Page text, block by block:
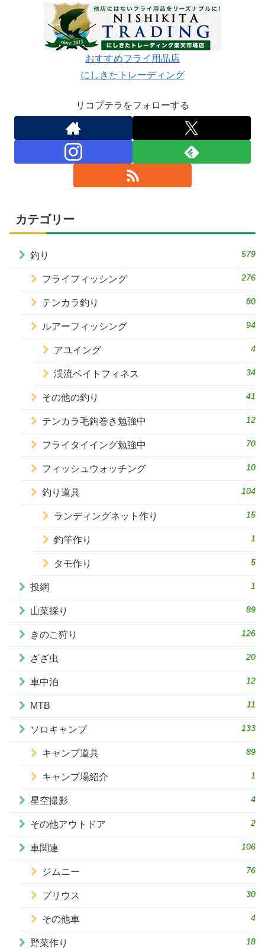
おすすめフライ用品店
にしきたトレーディング
リコプテラをフォローする
カテゴリー
釣り 579
フライフィッシング 276
テンカラ釣り 80
ルアーフィッシング 94
アユイング 4
渓流ベイトフィネス 34
その他の釣り 41
テンカラ毛鉤巻き勉強中 12
フライタイイング勉強中 70
フィッシュウォッチング 10
釣り道具 104
ランディングネット作り 15
釣竿作り 1
タモ作り 5
投網 1
山菜採り 89
きのこ狩り 126
ざざ虫 20
車中泊 12
MTB 11
ソロキャンプ 133
キャンプ道具 89
キャンプ場紹介 1
星空撮影 4
その他アウトドア 2
車関連 106
ジムニー 76
プリウス 30
その他車 4
野菜作り 18